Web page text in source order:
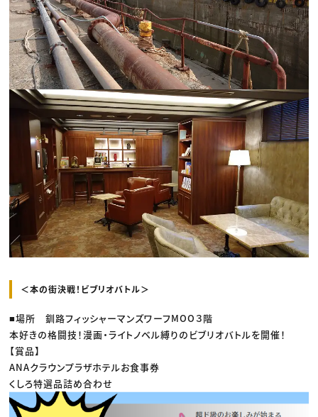
＜本の街決戦！ビブリオバトル＞
■場所 釧路フィッシャーマンズワーフMOO３階
本好きの格闘技！漫画・ライトノベル縛りのビブリオバトルを開催！
【賞品】
ANAクラウンプラザホテルお食事券
くしろ特選品詰め合わせ